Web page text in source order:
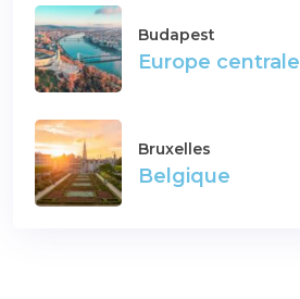
Budapest
Europe centrale
Bruxelles
Belgique